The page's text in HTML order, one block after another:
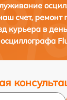
счет, ремонт
курьера в
осциллографа